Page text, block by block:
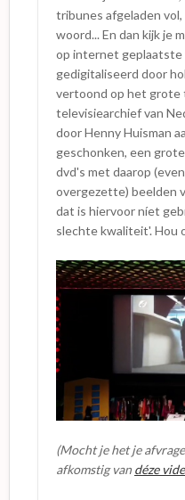
tribunes afgeladen vol,
woord... En dan kijk je
op internet geplaatste
gedigitaliseerd door
vertoond op het grote
televisiearchief van
door Henny Huisman
geschonken, een
dvd's met daarop
overgezette) beelden
dat is hiervoor níet
slechte kwaliteit'. Hou
(Mocht je het je
afkomstig van déze